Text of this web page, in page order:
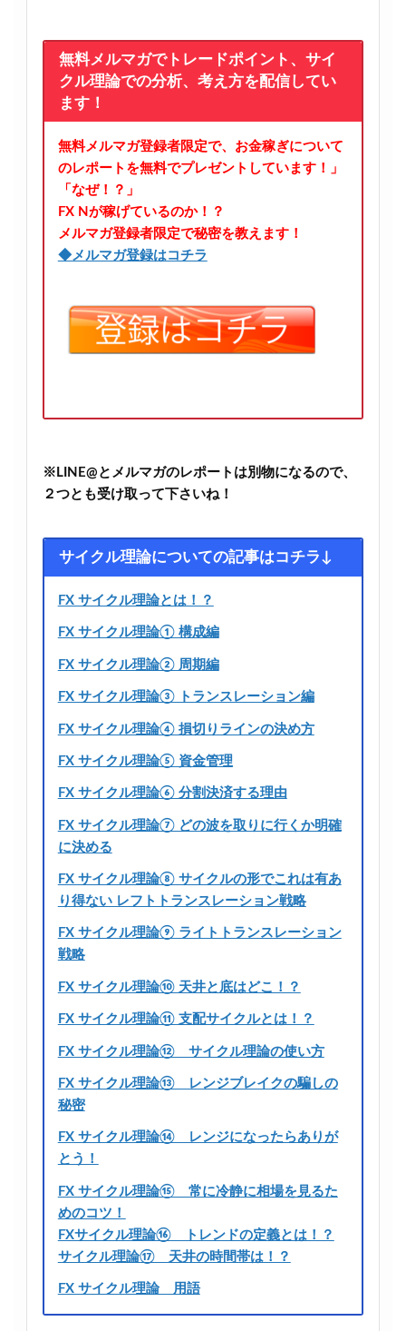
無料メルマガでトレードポイント、サイ
クル理論での分析、考え方を配信してい
ます！
無料メルマガ登録者限定で、お金稼ぎについて
のレポートを無料でプレゼントしています！」
「なぜ！？」
FX Nが稼げているのか！？
メルマガ登録者限定で秘密を教えます！
◆メルマガ登録はコチラ
※LINE@とメルマガのレポートは別物になるので、
２つとも受け取って下さいね！
サイクル理論についての記事はコチラ↓
FX サイクル理論とは！？
FX サイクル理論① 構成編
FX サイクル理論② 周期編
FX サイクル理論③ トランスレーション編
FX サイクル理論④ 損切りラインの決め方
FX サイクル理論⑤ 資金管理
FX サイクル理論⑥ 分割決済する理由
FX サイクル理論⑦ どの波を取りに行くか明確
に決める
FX サイクル理論⑧ サイクルの形でこれは有あ
り得ない レフトトランスレーション戦略
FX サイクル理論⑨ ライトトランスレーション
戦略
FX サイクル理論⑩ 天井と底はどこ！？
FX サイクル理論⑪ 支配サイクルとは！？
FX サイクル理論⑫ サイクル理論の使い方
FX サイクル理論⑬ レンジブレイクの騙しの
秘密
FX サイクル理論⑭ レンジになったらありが
とう！
FX サイクル理論⑮ 常に冷静に相場を見るた
めのコツ！
FXサイクル理論⑯ トレンドの定義とは！？
サイクル理論⑰ 天井の時間帯は！？
FX サイクル理論 用語